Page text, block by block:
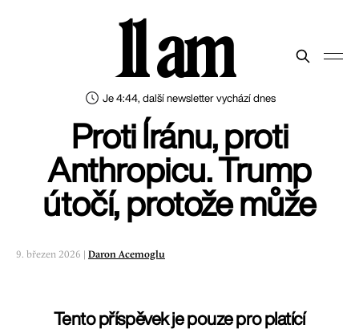
Je 4:44, další newsletter vychází dnes
11 am
Proti Íránu, proti
Anthropicu. Trump
útočí, protože může
9. březen 2026 | Daron Acemoglu
Tento příspěvek je pouze pro platící